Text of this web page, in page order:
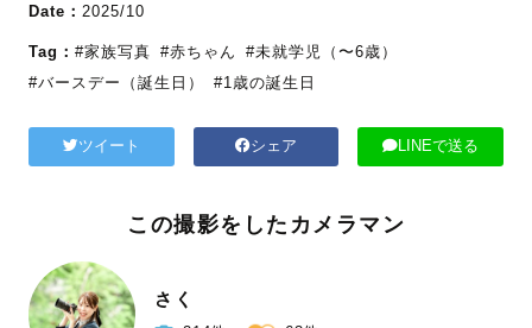
Date： 2025/10
Tag： #家族写真 #赤ちゃん
#未就学児（〜6歳）
#バースデー（誕生日）
#1歳の誕生日
ツイート シェア LINEで送る
この撮影をしたカメラマン
さく